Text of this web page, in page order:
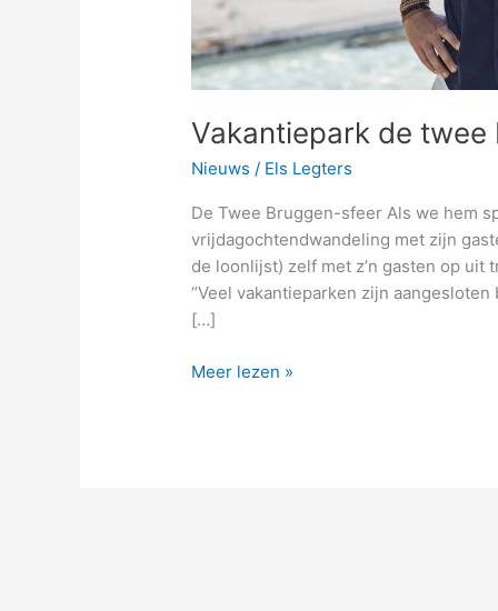
Vakantiepark de twee
Nieuws / Els Legters
De Twee Bruggen-sfeer Als we hem
vrijdagochtendwandeling met zijn
de loonlijst) zelf met z’n gasten op uit
“Veel vakantieparken zijn
[…]
Meer lezen »